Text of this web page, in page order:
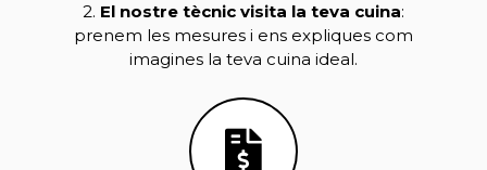
2. El nostre tècnic visita la teva cuina:
prenem les mesures i ens expliques com
imagines la teva cuina ideal.